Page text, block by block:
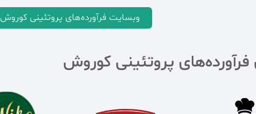
وبسایت فرآورده‌های پروتئینی کوروش
فرآورده‌های پروتئینی کوروش